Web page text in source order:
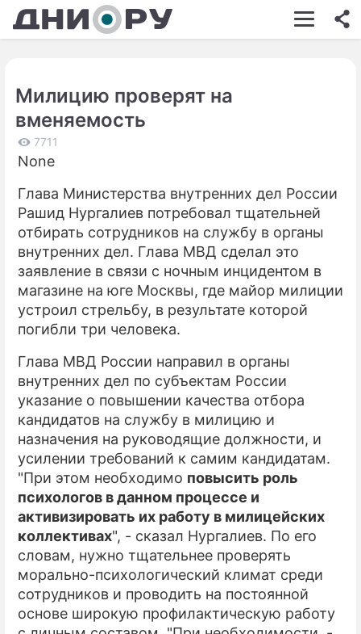
ШОУ-БИЗНЕС
КИНО
ЭКОНОМИКА
ПРОИСШЕСТВИЯ
СОННИК
СТИЛЬ ЖИЗНИ
ИГРЫ
ПРЕСС-РЕЛИЗЫ
О ПРОЕКТЕ
Милицию проверят на
вменяемость
7711
None
Глава Министерства внутренних дел России
Рашид Нургалиев потребовал тщательней
отбирать сотрудников на службу в органы
внутренних дел. Глава МВД сделал это
заявление в связи с ночным инцидентом в
магазине на юге Москвы, где майор милиции
устроил стрельбу, в результате которой
погибли три человека.
Глава МВД России направил в органы
внутренних дел по субъектам России
указание о повышении качества отбора
кандидатов на службу в милицию и
назначения на руководящие должности, и
усилении требований к самим кандидатам.
"При этом необходимо повысить роль
психологов в данном процессе и
активизировать их работу в милицейских
коллективах", - сказал Нургалиев. По его
словам, нужно тщательнее проверять
морально-психологический климат среди
сотрудников и проводить на постоянной
основе широкую профилактическую работу